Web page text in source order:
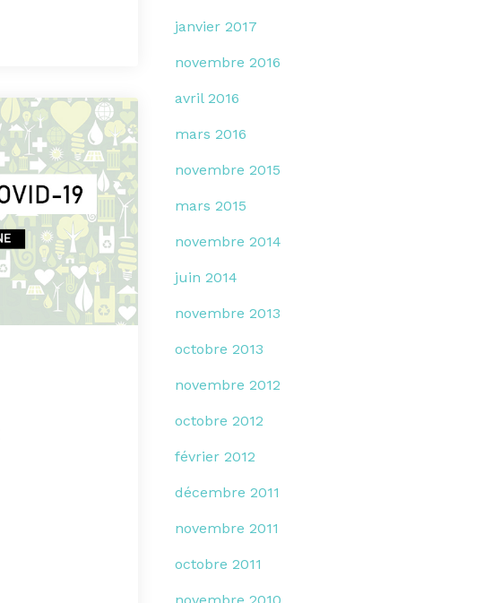
janvier 2017
novembre 2016
avril 2016
mars 2016
novembre 2015
mars 2015
novembre 2014
juin 2014
novembre 2013
octobre 2013
novembre 2012
octobre 2012
février 2012
décembre 2011
novembre 2011
octobre 2011
novembre 2010